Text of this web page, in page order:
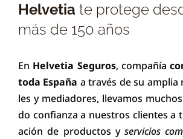
Helvetia te protege
más de 150 años
En Helvetia Se­gu­ros, com­pa­ñía
to­da Es­pa­ña a tra­vés de su
les y me­di­a­do­res, lle­va­mos
do con­fi­anza a nues­tros cli­e­ntes a
a­ción de pro­du­ctos yser­vi­cios